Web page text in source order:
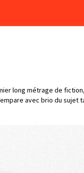
long métrage de
avec brio du